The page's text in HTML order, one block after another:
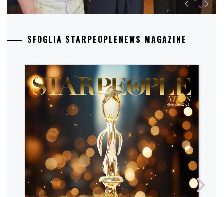
SFOGLIA STARPEOPLENEWS MAGAZINE